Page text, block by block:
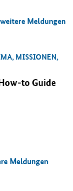
wei­te­re Mel­dun­gen
MIS­SIO­NEN,
to Guide
Mel­dun­gen